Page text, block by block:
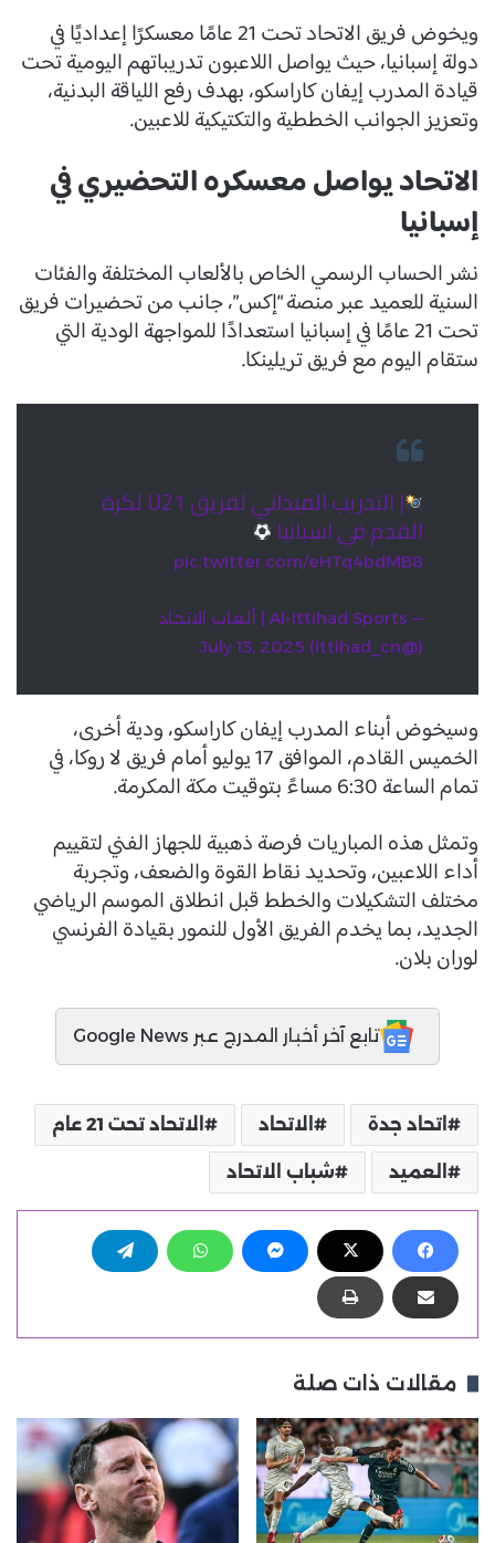
ويخوض فريق الاتحاد تحت 21 عامًا معسكرًا إعداديًا في
دولة إسبانيا، حيث يواصل اللاعبون تدريباتهم اليومية تحت
قيادة المدرب إيفان كاراسكو، بهدف رفع اللياقة البدنية،
وتعزيز الجوانب الخططية والتكتيكية للاعبين.
الاتحاد يواصل معسكره التحضيري في
إسبانيا
نشر الحساب الرسمي الخاص بالألعاب المختلفة والفئات
السنية للعميد عبر منصة “إكس”، جانب من تحضيرات فريق
تحت 21 عامًا في إسبانيا استعدادًا للمواجهة الودية التي
ستقام اليوم مع فريق تريلينكا.
| التدريب الميداني لفريق U21 لكرة
القدم في اسبانيا
pic.twitter.com/eHTq4bdMB8
— Al-Ittihad Sports | ألعاب الاتحاد
(@ittihad_cn)
July 13, 2025
وسيخوض أبناء المدرب إيفان كاراسكو، ودية أخرى،
الخميس القادم، الموافق 17 يوليو أمام فريق لا روكا، في
تمام الساعة 6:30 مساءً بتوقيت مكة المكرمة.
وتمثل هذه المباريات فرصة ذهبية للجهاز الفني لتقييم
أداء اللاعبين، وتحديد نقاط القوة والضعف، وتجربة
مختلف التشكيلات والخطط قبل انطلاق الموسم الرياضي
الجديد، بما يخدم الفريق الأول للنمور بقيادة الفرنسي
لوران بلان.
تابع آخر أخبار المدرج عبر Google News
اتحاد جدة الاتحاد الاتحاد تحت 21 عام
العميد شباب الاتحاد
مقالات ذات صلة